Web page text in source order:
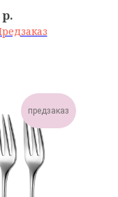
р.
предзаказ